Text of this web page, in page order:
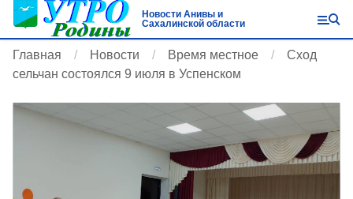
Новости Анивы и
Сахалинской области
Главная Новости Время местное
Сход
сельчан состоялся 9 июля в Успенском